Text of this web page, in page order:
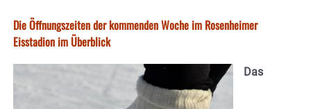
Die Öffnungszeiten der kommenden Woche im Rosenheimer
Eisstadion im Überblick
Das